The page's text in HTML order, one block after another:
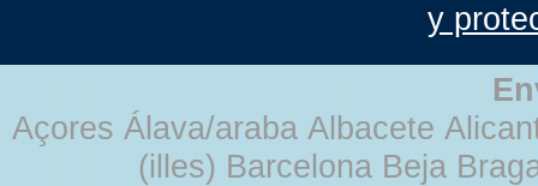
y
Açores Álava/araba Albacete
(illes) Barcelona Beja